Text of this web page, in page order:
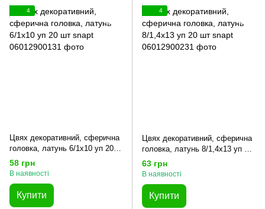
4
Цвях декоративний, сферична
головка, латунь 6/1x10 уп 20
шт snapt
58 грн
В наявності
Купити
4
Цвях декоративний, сферична
головка, латунь 8/1,4x13 уп 20
шт snapt
63 грн
В наявності
Купити